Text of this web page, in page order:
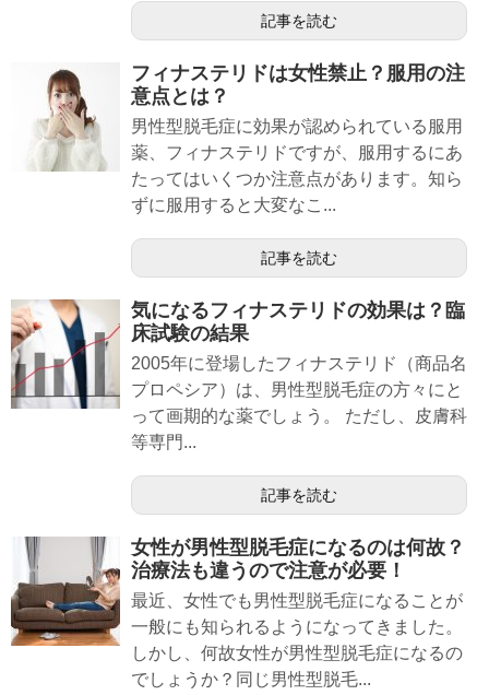
記事を読む
フィナステリドは女性禁止？服用の注
意点とは？
男性型脱毛症に効果が認められている服用
薬、フィナステリドですが、服用するにあ
たってはいくつか注意点があります。知ら
ずに服用すると大変なこ...
記事を読む
気になるフィナステリドの効果は？臨
床試験の結果
2005年に登場したフィナステリド（商品名
プロペシア）は、男性型脱毛症の方々にと
って画期的な薬でしょう。 ただし、皮膚科
等専門...
記事を読む
女性が男性型脱毛症になるのは何故？
治療法も違うので注意が必要！
最近、女性でも男性型脱毛症になることが
一般にも知られるようになってきました。
しかし、何故女性が男性型脱毛症になるの
でしょうか？同じ男性型脱毛...